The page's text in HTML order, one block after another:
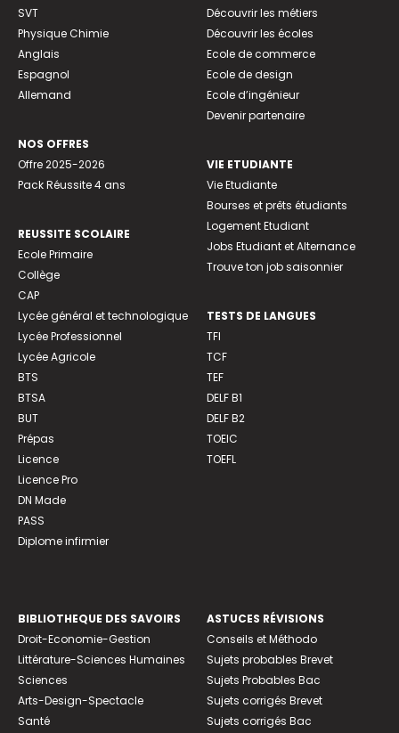
SVT
Physique Chimie
Anglais
Espagnol
Allemand
NOS OFFRES
Offre 2025-2026
Pack Réussite 4 ans
REUSSITE SCOLAIRE
Ecole Primaire
Collège
CAP
Lycée général et technologique
Lycée Professionnel
Lycée Agricole
BTS
BTSA
BUT
Prépas
Licence
Licence Pro
DN Made
PASS
Diplome infirmier
Découvrir les métiers
Découvrir les écoles
Ecole de commerce
Ecole de design
Ecole d’ingénieur
Devenir partenaire
VIE ETUDIANTE
Vie Etudiante
Bourses et prêts étudiants
Logement Etudiant
Jobs Etudiant et Alternance
Trouve ton job saisonnier
TESTS DE LANGUES
TFI
TCF
TEF
DELF B1
DELF B2
TOEIC
TOEFL
BIBLIOTHEQUE DES SAVOIRS
Droit-Economie-Gestion
Littérature-Sciences Humaines
Sciences
Arts-Design-Spectacle
Santé
ASTUCES RÉVISIONS
Conseils et Méthodo
Sujets probables Brevet
Sujets Probables Bac
Sujets corrigés Brevet
Sujets corrigés Bac